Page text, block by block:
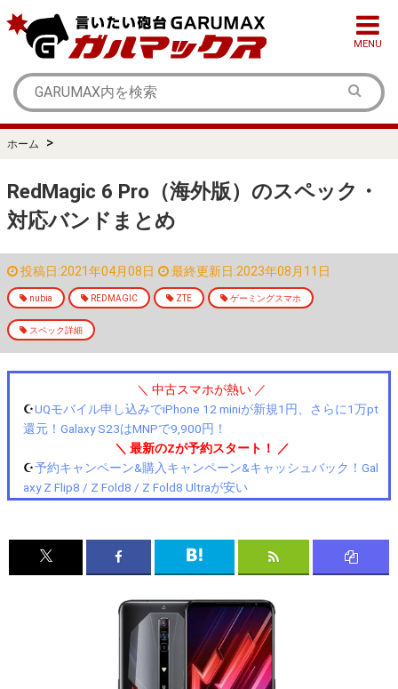
MENU
ホーム >
RedMagic 6 Pro（海外版）のスペック・
対応バンドまとめ
投稿日:2021年04月08日 最終更新日:2023年08月11日
nubia REDMAGIC ZTE ゲーミングスマホ
スペック詳細
＼ 中古スマホが熱い ／
☪️UQモバイル申し込みでiPhone 12 miniが新規1円、さらに1万pt
還元！Galaxy S23はMNPで9,900円！
＼ 最新のZが予約スタート！ ／
☪️予約キャンペーン&購入キャンペーン&キャッシュバック！Gal
axy Z Flip8 / Z Fold8 / Z Fold8 Ultraが安い